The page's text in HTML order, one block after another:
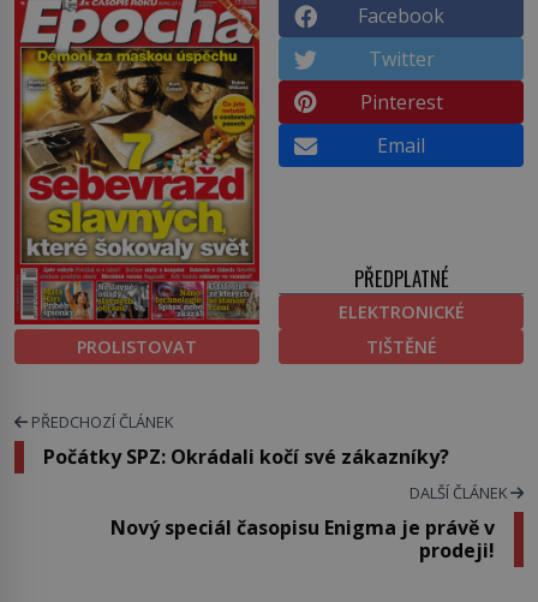
PROLISTOVAT
Facebook
Twitter
Pinterest
Email
PŘEDPLATNÉ
ELEKTRONICKÉ
TIŠTĚNÉ
PŘEDCHOZÍ ČLÁNEK
Počátky SPZ: Okrádali kočí své zákazníky?
DALŠÍ ČLÁNEK
Nový speciál časopisu Enigma je právě v
prodeji!